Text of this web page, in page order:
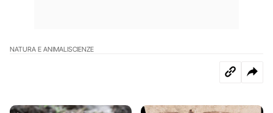
NATURA E ANIMALISCIENZE